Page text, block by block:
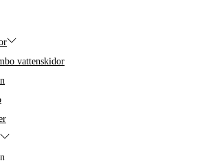
vattenskidor